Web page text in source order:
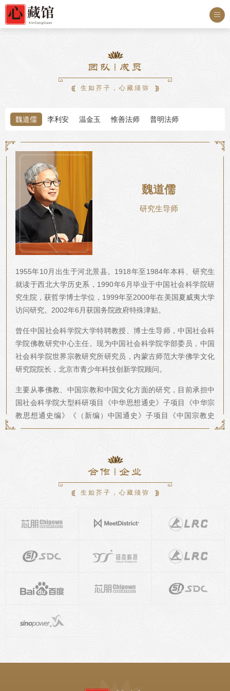

 心藏馆之家
生如芥子，心藏须弥
魏道儒 李利安 温金玉 惟善法师 普明法师
魏道儒
研究生导师
1955年10月出生于河北景县。1918年至1984年本科、研究生
就读于西北大学历史系，1990年6月毕业于中国社会科学院研
究生院，获哲学博士学位，1999年至2000年在美国夏威夷大学
访问研究。2002年6月获国务院政府特殊津贴。
曾任中国社会科学院大学特聘教授、博士生导师，中国社会科
学院佛教研究中心主任。现为中国社会科学院学部委员，中国
社会科学院世界宗教研究所研究员，内蒙古师范大学佛学文化
研究院院长，北京市青少年科技创新学院顾问。
主要从事佛教、中国宗教和中国文化方面的研究，目前承担中
国社会科学院大型科研项目《中华思想通史》子项目《中华宗
教思想通史编》《（新编）中国通史》子项目《中国宗教史
卷》等。
学与禅学》《唐宋佛学》《宋代禅宗文化》《佛教史话》《坛
经译注》等，合著有《佛教史》《中国禅宗通史》《中国五大
宗教知识读本》等，合译有《早期佛教与基督教》《宗教生活
合著和主编的著作曾多次获奖，其中包括中国社会科学院第一
全国古籍类图书出版二等奖，第四届国家出版政府奖图书奖、
生如芥子，心藏须弥